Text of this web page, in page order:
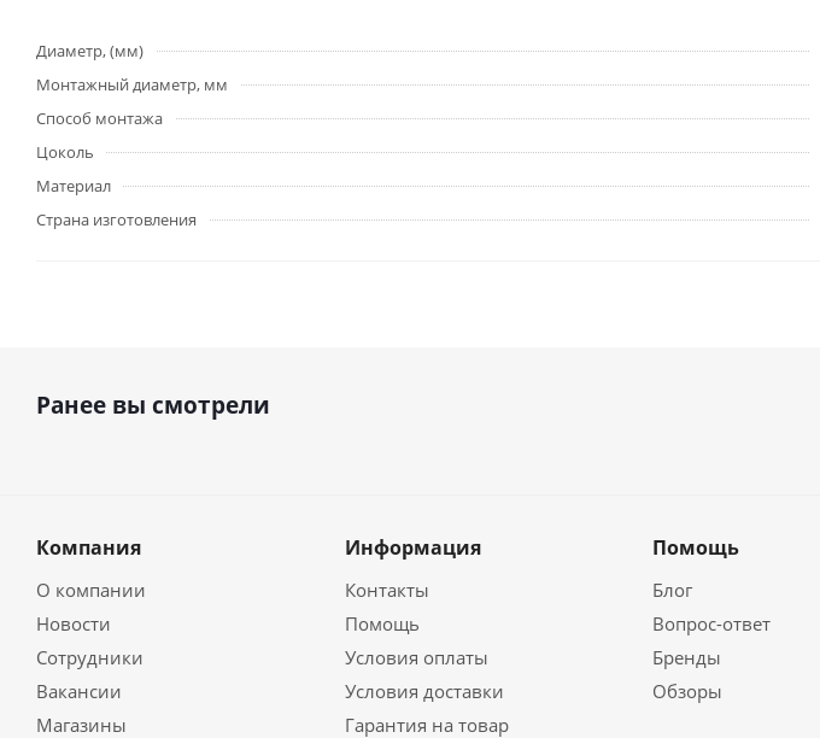
Диаметр, (мм)
Монтажный диаметр, мм
Способ монтажа
Цоколь
Материал
Страна изготовления
Ранее вы смотрели
Компания
О компании
Новости
Сотрудники
Вакансии
Магазины
Информация
Контакты
Помощь
Условия оплаты
Условия доставки
Гарантия на товар
Помощь
Блог
Вопрос-ответ
Бренды
Обзоры